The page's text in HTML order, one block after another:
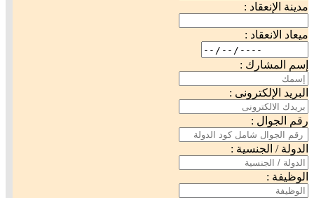
مدينة الإنعقاد :
ميعاد الانعقاد :
إسم المشارك :
البريد الإلكترونى :
رقم الجوال :
الدولة / الجنسية :
الوظيفة :